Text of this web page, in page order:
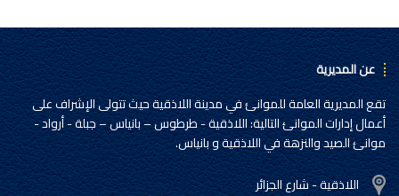
عن المديرية
تقع المديرية العامة للموانئ في مدينة اللاذقية حيث تتولى الإشراف على
أعمال إدارات الموانئ التالية: اللاذقية - طرطوس – بانياس – جبلة - أرواد -
موانئ الصيد والنزهة في اللاذقية و بانياس.
اللاذقية - شارع الجزائر